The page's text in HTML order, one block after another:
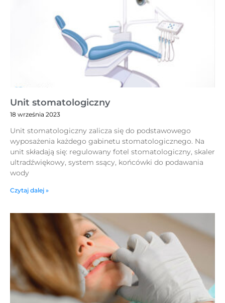
Unit stomatologiczny
18 września 2023
Unit stomatologiczny zalicza się do podstawowego
wyposażenia każdego gabinetu stomatologicznego. Na
unit składają się: regulowany fotel stomatologiczny, skaler
ultradźwiękowy, system ssący, końcówki do podawania
wody
Czytaj dalej »